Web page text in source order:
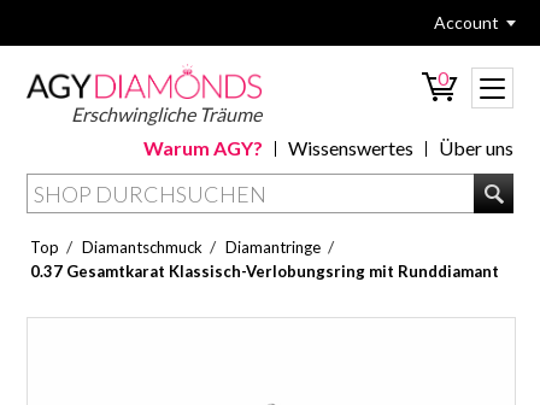
Account
Erschwingliche Träume
0
Über uns
Wissenswertes
Warum AGY?
Top / Diamantschmuck / Diamantringe /
0.37 Gesamtkarat Klassisch-Verlobungsring mit Runddiamant